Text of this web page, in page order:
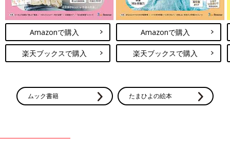
い！」おすすめ5選
暑い日は保冷バッグが欠かせませんよね。アイ
スをちょっとだけ入れたり、冷凍食品をまとめ
て保管したりと、目的によってサイズや選び方
も変わるもの。そこで今回は、優秀保冷バッグ
をご紹介します！
今回は、セリアでゲットできる便利グッズをご紹介しました。
日々のちょっとしたストレスを解消してくれそうなアイテムばか
あれば、ぜひ店舗で探してみてくださいね♪
(文：mayu)
Amazonで購入
楽天ブックスで購入
Amazonで購入
楽天ブックスで購入
ムック書籍 たまひよの絵本